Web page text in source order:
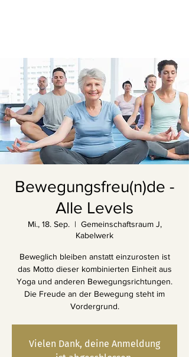
Bewegungsfreu(n)de -
Alle Levels
Mi., 18. Sep.
  |
Gemeinschaftsraum J,
Kabelwerk
Beweglich bleiben anstatt einzurosten ist
das Motto dieser kombinierten Einheit aus
Yoga und anderen Bewegungsrichtungen.
Die Freude an der Bewegung steht im
Vordergrund.
Vielen Dank, deine Anmeldung